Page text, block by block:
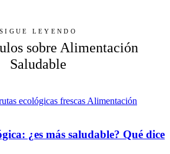
SIGUE LEYENDO
sobre Alimentación
Saludable
Alimentación
¿es más saludable? Qué dice